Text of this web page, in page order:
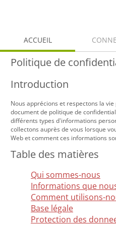
ACCUEIL
Politique de
Introduction
Nous apprécions et respectons la
document de politique de
différents types d'informations
collectons auprès de vous lorsque
Web et comment ces informations
Table des matières
Qui sommes-nous
Informations que
Comment utilisons-
Base légale
Protection des